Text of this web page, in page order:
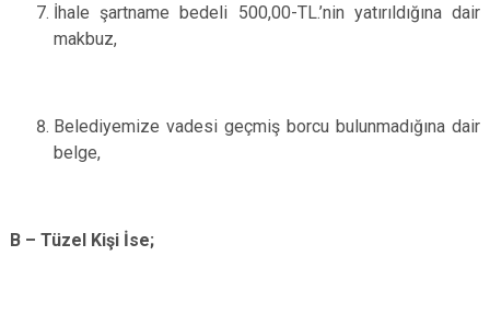
İhale şartname bedeli 500,00-TL.’nin yatırıldığına dair
makbuz,
Belediyemize vadesi geçmiş borcu bulunmadığına dair
belge,
B – Tüzel Kişi İse;